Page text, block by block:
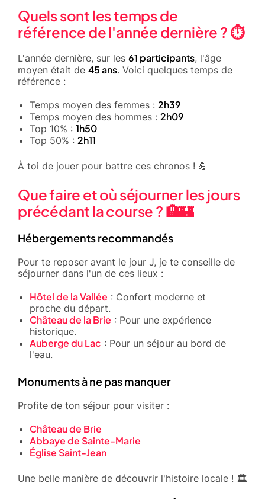
Quels sont les temps de
référence de l'année dernière ? ⏱️
L'année dernière, sur les 61 participants, l'âge
moyen était de 45 ans. Voici quelques temps de
référence :
Temps moyen des femmes : 2h39
Temps moyen des hommes : 2h09
Top 10% : 1h50
Top 50% : 2h11
À toi de jouer pour battre ces chronos ! 💪
Que faire et où séjourner les jours
précédant la course ? 🏨🏰
Hébergements recommandés
Pour te reposer avant le jour J, je te conseille de
séjourner dans l'un de ces lieux :
Hôtel de la Vallée : Confort moderne et
proche du départ.
Château de la Brie : Pour une expérience
historique.
Auberge du Lac : Pour un séjour au bord de
l'eau.
Monuments à ne pas manquer
Profite de ton séjour pour visiter :
Château de Brie
Abbaye de Sainte-Marie
Église Saint-Jean
Une belle manière de découvrir l'histoire locale ! 🏛️